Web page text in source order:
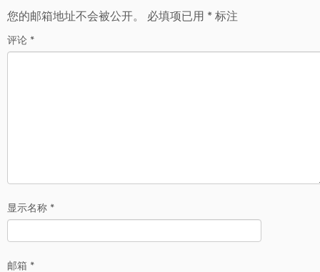
您的邮箱地址不会被公开。
必填项已用 *标注
评论 *
显示名称 *
邮箱 *